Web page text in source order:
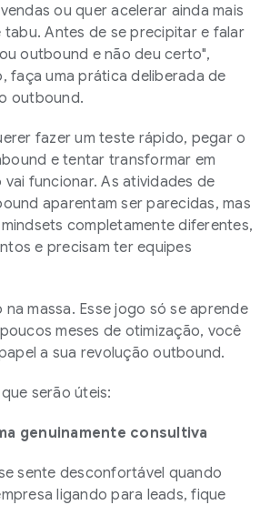
ou quer acelerar ainda mais
tabu. Antes de se precipitar e falar
outbound e não deu certo",
faça uma prática deliberada de
outbound.
fazer um teste rápido, pegar o
e tentar transformar em
funcionar. As atividades de
aparentam ser parecidas, mas
completamente diferentes,
e precisam ter equipes
na massa. Esse jogo só se aprende
meses de otimização, você
a sua revolução outbound.
serão úteis:
genuinamente consultiva
sente desconfortável quando
ligando para leads, fique